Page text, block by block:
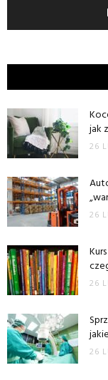
jak
26
26
26
26